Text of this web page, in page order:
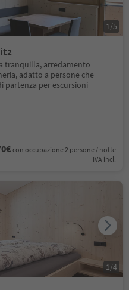
tranquilla, arredamento
adatto a persone che
partenza per escursioni
con occupazione 2 persone / notte
IVA incl.
1/5
1/4